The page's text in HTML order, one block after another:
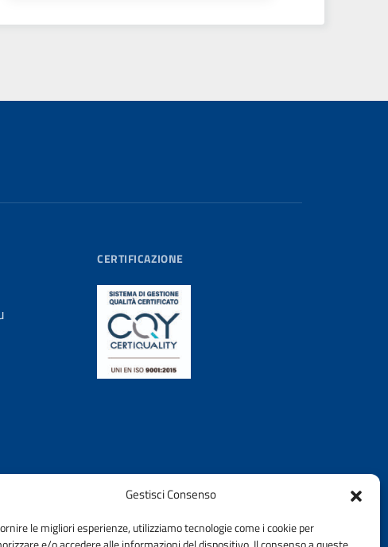
Gestisci Consenso
le migliori esperienze, utilizziamo tecnologie come i cookie per
CERTIFICAZIONE